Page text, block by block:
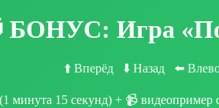
БОНУС: Игра
⬆️ Вперёд ⬇️ Назад ⬅️
минута 15 секунд) + 📹 видеопример